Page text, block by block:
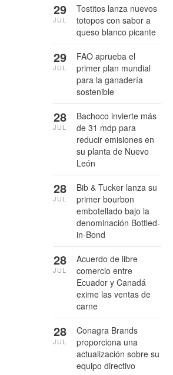
Tostitos lanza nuevos
totopos con sabor a
queso blanco picante
29
JUL
FAO aprueba el
primer plan mundial
para la ganadería
sostenible
29
JUL
Bachoco invierte más
de 31 mdp para
reducir emisiones en
su planta de Nuevo
León
28
JUL
Bib & Tucker lanza su
primer bourbon
embotellado bajo la
denominación Bottled-
in-Bond
28
JUL
Acuerdo de libre
comercio entre
Ecuador y Canadá
exime las ventas de
carne
28
JUL
Conagra Brands
proporciona una
actualización sobre su
equipo directivo
28
JUL